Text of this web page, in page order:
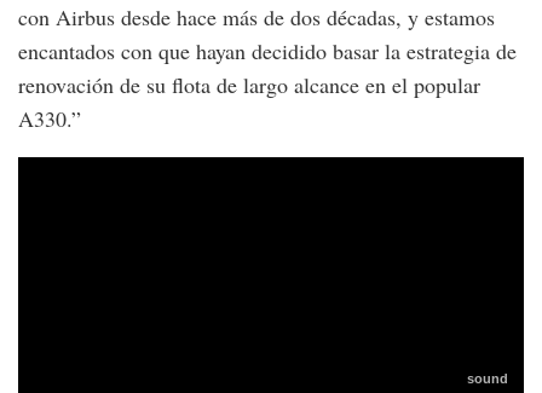
con Airbus desde hace más de dos décadas, y estamos
encantados con que hayan decidido basar la estrategia de
renovación de su flota de largo alcance en el popular
A330.”